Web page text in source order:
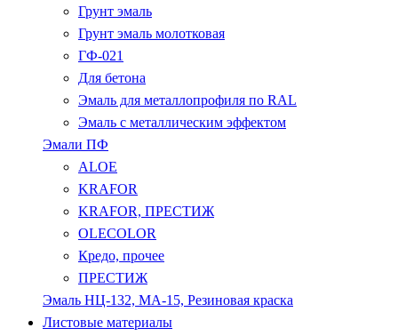
Грунт эмаль
Грунт эмаль молотковая
ГФ-021
Для бетона
Эмаль для металлопрофиля по RAL
Эмаль с металлическим эффектом
Эмали ПФ
ALOE
KRAFOR
KRAFOR, ПРЕСТИЖ
OLECOLOR
Кредо, прочее
ПРЕСТИЖ
Эмаль НЦ-132, МА-15, Резиновая краска
Листовые материалы